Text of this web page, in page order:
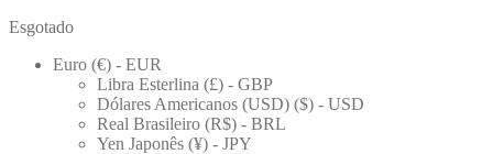
Esgotado
Euro (€) - EUR
Libra Esterlina (£) - GBP
Dólares Americanos (USD) ($) - USD
Real Brasileiro (R$) - BRL
Yen Japonês (¥) - JPY